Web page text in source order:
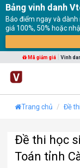
Bảng vinh danh
Báo điểm ngay và
giá 100%, 50% hoặc
Mã giảm giá Vinh
Trang chủ Đề thi
Đề thi học
Toán tỉnh